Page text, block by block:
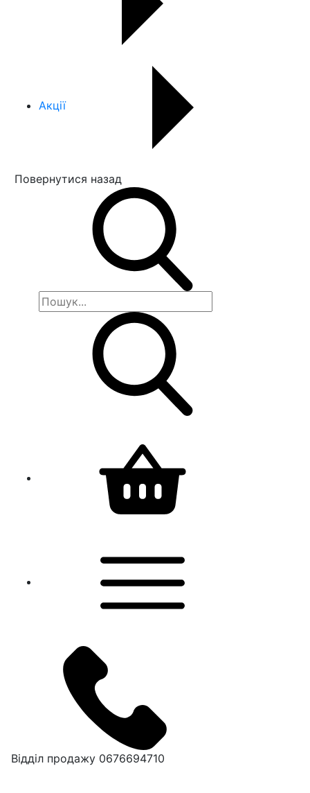
Акції
Повернутися назад
Відділ продажу 0676694710